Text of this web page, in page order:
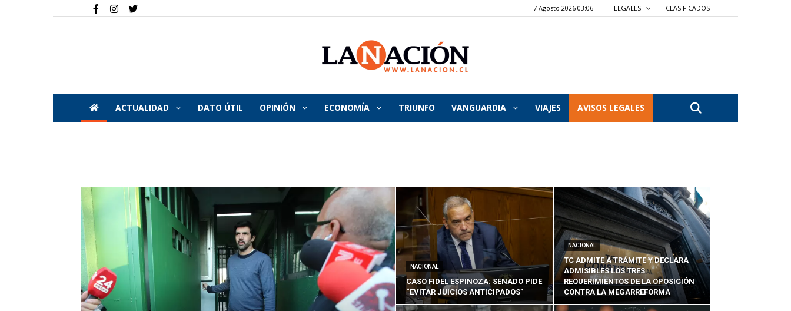
7 Agosto 2026 03:06 LEGALES CLASIFICADOS
La
Nación
ACTUALIDAD DATO ÚTIL OPINIÓN ECONOMÍA TRIUNFO VANGUARDIA VIAJES AVISOS LEGALES
NACIONAL
CASO FIDEL ESPINOZA: SENADO PIDE
“EVITAR JUICIOS ANTICIPADOS”
NACIONAL
TC ADMITE A TRÁMITE Y DECLARA
ADMISIBLES LOS TRES
REQUERIMIENTOS DE LA OPOSICIÓN
CONTRA LA MEGARREFORMA